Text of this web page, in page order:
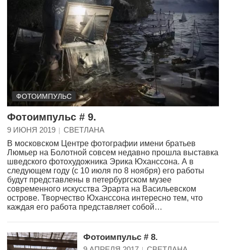
ФОТОИМПУЛЬС
Фотоимпульс # 9.
9 ИЮНЯ 2019
СВЕТЛАНА
В московском Центре фотографии имени братьев
Люмьер на Болотной совсем недавно прошла выставка
шведского фотохудожника Эрика Юханссона. А в
следующем году (с 10 июля по 8 ноября) его работы
будут представлены в петербургском музее
современного искусства Эрарта на Васильевском
острове. Творчество Юханссона интересно тем, что
каждая его работа представляет собой…
Фотоимпульс # 8.